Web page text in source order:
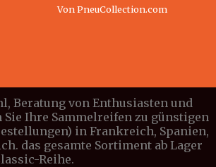
Von PneuCollection.com
Beratung von Enthusiasten und
Ihre Sammelreifen zu günstigen
in Frankreich, Spanien,
das gesamte Sortiment ab Lager
Reihe.